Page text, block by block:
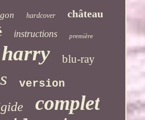
hardcover château
instructions première
harry blu-ray
version
complet